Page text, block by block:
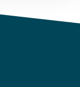
web con
y análisis